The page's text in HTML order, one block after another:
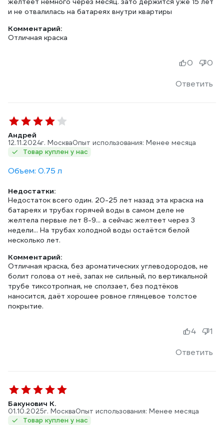
и не отвалилась на батареях внутри квартиры
Комментарий:
Отличная краска
Ответить
0 0
Андрей
12.11.2024г. МоскваОпыт использования: Менее месяца
Товар куплен у нас
Объем: 0.75 л
Недостатки:
Недостаток всего один. 20-25 лет назад эта краска на
батареях и трубах горячей воды в самом деле не
желтела первые лет 8-9... а сейчас желтеет через 3
недели... На трубах холодной воды остаётся белой
несколько лет.
Комментарий:
Отличная краска, без ароматических углеводородов, не
болит голова от неё, запах не сильный, по вертикальной
трубе тиксотропная, не сползает, без подтёков
наносится, даёт хорошее ровное глянцевое толстое
покрытие.
Ответить
4 1
Бакунович К.
01.10.2025г. МоскваОпыт использования: Менее месяца
Товар куплен у нас